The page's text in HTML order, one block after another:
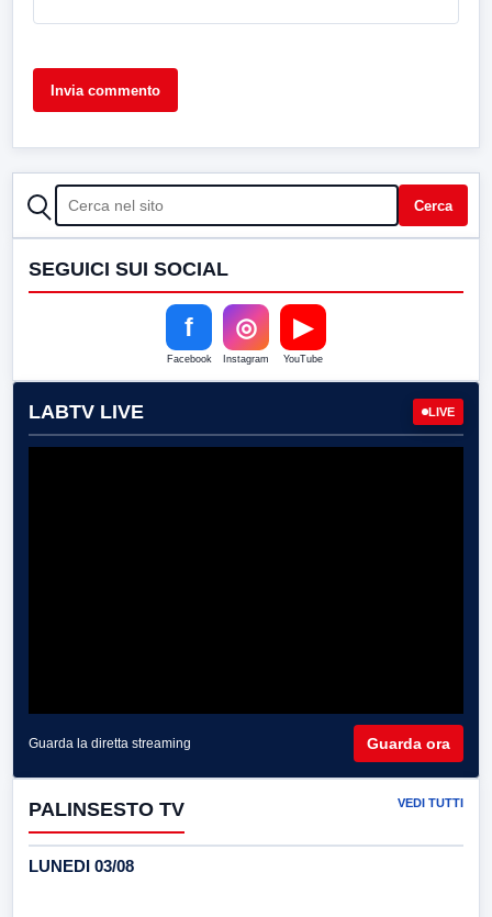
CERCA Cerca
SEGUICI SUI SOCIAL
f
Facebook
◎
Instagram
▶
YouTube
LABTV LIVE LIVE
Guarda la diretta streaming Guarda ora
PALINSESTO TV VEDI TUTTI
LUNEDI 03/08